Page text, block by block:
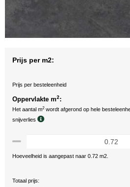
Prijs per m2:
Prijs per besteleenheid
Oppervlakte m2:
Het aantal m2 wordt afgerond op hele
snijverlies
Hoeveelheid is aangepast naar 0.72 m2.
Totaal prijs: